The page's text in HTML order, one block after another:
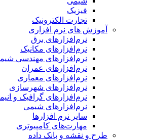
فیزیک
تجارت الکترونیک
آموزش های نرم افزاری
نرم‌افزارهای برق
نرم‌افزارهای مکانیک
نرم‌افزارهای مهندسی شیمی
نرم‌افزارهای عمران
نرم‌افزارهای معماری
نرم‌افزارهای شهرسازی
نرم‌افزارهای گرافیک و انیمیشن
نرم‌افزارهای شیمی
سایر نرم افزارها
مهارت‌های کامپیوتری
طرح و نقشه و بانک داده